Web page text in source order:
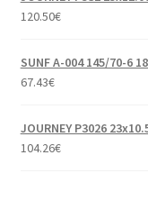
120.50€
SUNF A-004 145/70-6
67.43€
JOURNEY P3026
104.26€